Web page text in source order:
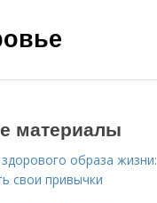
материалы
образа жизни:
свои привычки